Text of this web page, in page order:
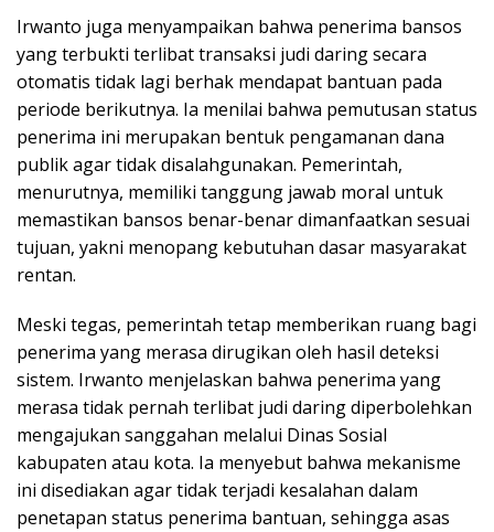
Irwanto juga menyampaikan bahwa penerima bansos
yang terbukti terlibat transaksi judi daring secara
otomatis tidak lagi berhak mendapat bantuan pada
periode berikutnya. Ia menilai bahwa pemutusan status
penerima ini merupakan bentuk pengamanan dana
publik agar tidak disalahgunakan. Pemerintah,
menurutnya, memiliki tanggung jawab moral untuk
memastikan bansos benar-benar dimanfaatkan sesuai
tujuan, yakni menopang kebutuhan dasar masyarakat
rentan.
Meski tegas, pemerintah tetap memberikan ruang bagi
penerima yang merasa dirugikan oleh hasil deteksi
sistem. Irwanto menjelaskan bahwa penerima yang
merasa tidak pernah terlibat judi daring diperbolehkan
mengajukan sanggahan melalui Dinas Sosial
kabupaten atau kota. Ia menyebut bahwa mekanisme
ini disediakan agar tidak terjadi kesalahan dalam
penetapan status penerima bantuan, sehingga asas